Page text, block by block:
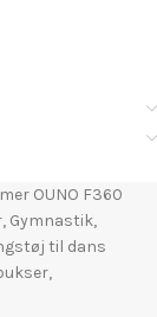
OUNO F360
, Gymnastik,
til dans
,